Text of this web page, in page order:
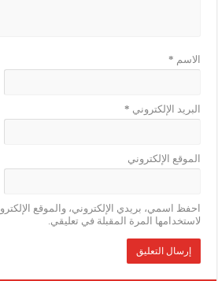
الاسم *
البريد الإلكتروني *
الموقع الإلكتروني
احفظ اسمي، بريدي الإلكتروني، والموقع
لاستخدامها المرة المقبلة في تعليقي.